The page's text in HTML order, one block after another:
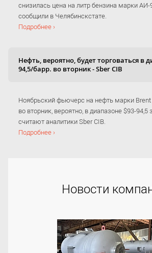
снизилась цена на литр бензина марки
сообщили в Челябинскстате.
Подробнее ›
Нефть, вероятно, будет торговаться в
94,5/барр. во вторник - Sber CIB
Ноябрьский фьючерс на нефть марки Brent
во вторник, вероятно, в диапазоне $93-94,5
считают аналитики Sber CIB.
Подробнее ›
Новости